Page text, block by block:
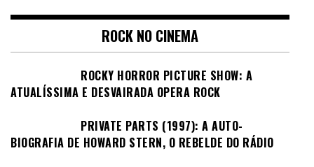
ROCK NO CINEMA
ROCKY HORROR PICTURE SHOW: A
ATUALÍSSIMA E DESVAIRADA OPERA ROCK
PRIVATE PARTS (1997): A AUTO-
BIOGRAFIA DE HOWARD STERN, O REBELDE DO RÁDIO